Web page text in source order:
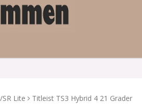
SR Lite Titleist TS3 Hybrid 4 21 Grader